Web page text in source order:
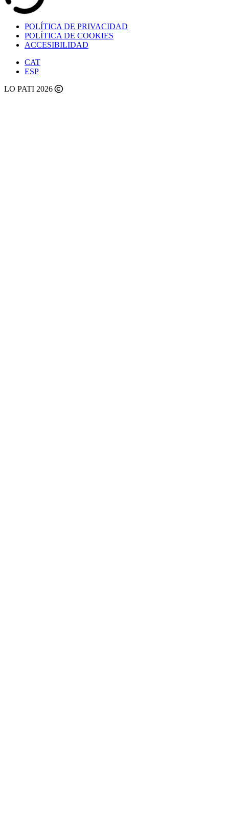
POLÍTICA DE PRIVACIDAD
POLÍTICA DE COOKIES
ACCESIBILIDAD
CAT
ESP
LO PATI 2026